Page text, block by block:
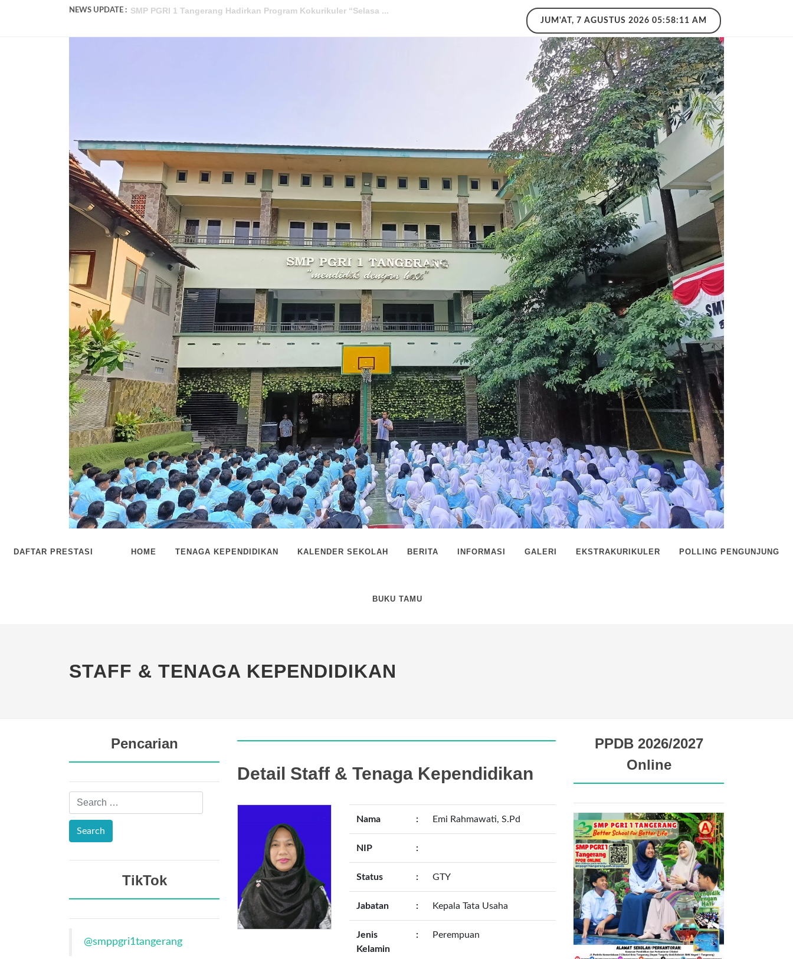
NEWS UPDATE : SMP PGRI 1 Tangerang Wakili Banten di Final “Kenal TKA Bin...
Lagi! Peserta Didik SMP PGRI 1 Tangerang Raih Prestasi Akade...
Serah Terima Jabatan Kepala Sekolah Baru SMP PGRI 1 Tangeran...
Sambut Siswa Baru, SMP PGRI 1 Tangerang Gelar MPLS Tahun Aja...
SMP PGRI 1 Tangerang Hadirkan Program Kokurikuler “Selasa ...
JUM'AT, 7 AGUSTUS 2026 05:58:12 AM
DAFTAR PRESTASI HOME TENAGA KEPENDIDIKAN KALENDER SEKOLAH BERITA INFORMASI GALERI EKSTRAKURIKULER POLLING PENGUNJUNG
BUKU TAMU
STAFF & TENAGA KEPENDIDIKAN
Pencarian
TikTok
@smppgri1tangerang
Detail Staff & Tenaga Kependidikan
Nama : Emi Rahmawati, S.Pd
NIP :
Status : GTY
Jabatan : Kepala Tata Usaha
Jenis
Kelamin
: Perempuan
PPDB 2026/2027
Online